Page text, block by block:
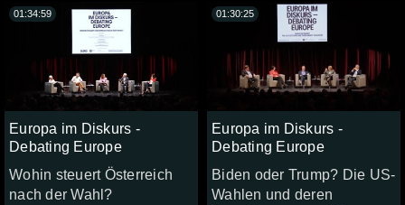
Europa im Diskurs -
Debating Europe
Wohin steuert Österreich
nach der Wahl?
01:34:59
Europa im Diskurs -
Debating Europe
Biden oder Trump? Die US-
Wahlen und deren
01:30:25